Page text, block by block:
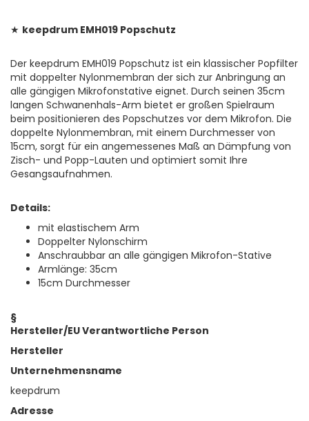
★ keepdrum EMH019 Popschutz
Der keepdrum EMH019 Popschutz ist ein klassischer Popfilter
mit doppelter Nylonmembran der sich zur Anbringung an
alle gängigen Mikrofonstative eignet. Durch seinen 35cm
langen Schwanenhals-Arm bietet er großen Spielraum
beim positionieren des Popschutzes vor dem Mikrofon. Die
doppelte Nylonmembran, mit einem Durchmesser von
15cm, sorgt für ein angemessenes Maß an Dämpfung von
Zisch- und Popp-Lauten und optimiert somit Ihre
Gesangsaufnahmen.
Details:
mit elastischem Arm
Doppelter Nylonschirm
Anschraubbar an alle gängigen Mikrofon-Stative
Armlänge: 35cm
15cm Durchmesser
§
Hersteller/EU Verantwortliche Person
Hersteller
Unternehmensname
keepdrum
Adresse